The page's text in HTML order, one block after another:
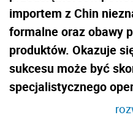
importem z Chin
formalne oraz obawy
produktów. Okazuje
sukcesu może być
specjalistycznego